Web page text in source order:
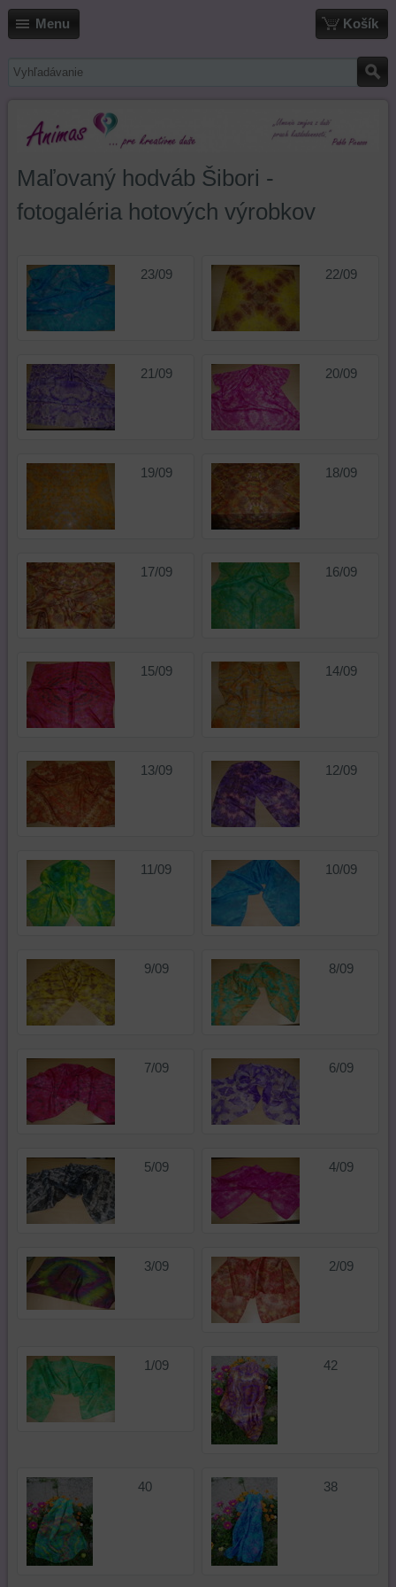
Menu Košík
Maľovaný hodváb Šibori -
fotogaléria hotových výrobkov
23/09 22/09
21/09 20/09
19/09 18/09
17/09 16/09
15/09 14/09
13/09 12/09
11/09 10/09
9/09 8/09
7/09 6/09
5/09 4/09
3/09 2/09
1/09 42
40 38